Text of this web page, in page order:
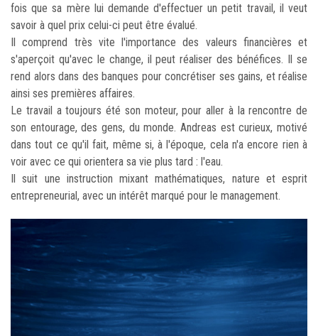
fois que sa mère lui demande d'effectuer un petit travail, il veut
savoir à quel prix celui-ci peut être évalué.
Il comprend très vite l'importance des valeurs financières et
s'aperçoit qu'avec le change, il peut réaliser des bénéfices. Il se
rend alors dans des banques pour concrétiser ses gains, et réalise
ainsi ses premières affaires.
Le travail a toujours été son moteur, pour aller à la rencontre de
son entourage, des gens, du monde. Andreas est curieux, motivé
dans tout ce qu'il fait, même si, à l'époque, cela n'a encore rien à
voir avec ce qui orientera sa vie plus tard : l'eau.
Il suit une instruction mixant mathématiques, nature et esprit
entrepreneurial, avec un intérêt marqué pour le management.